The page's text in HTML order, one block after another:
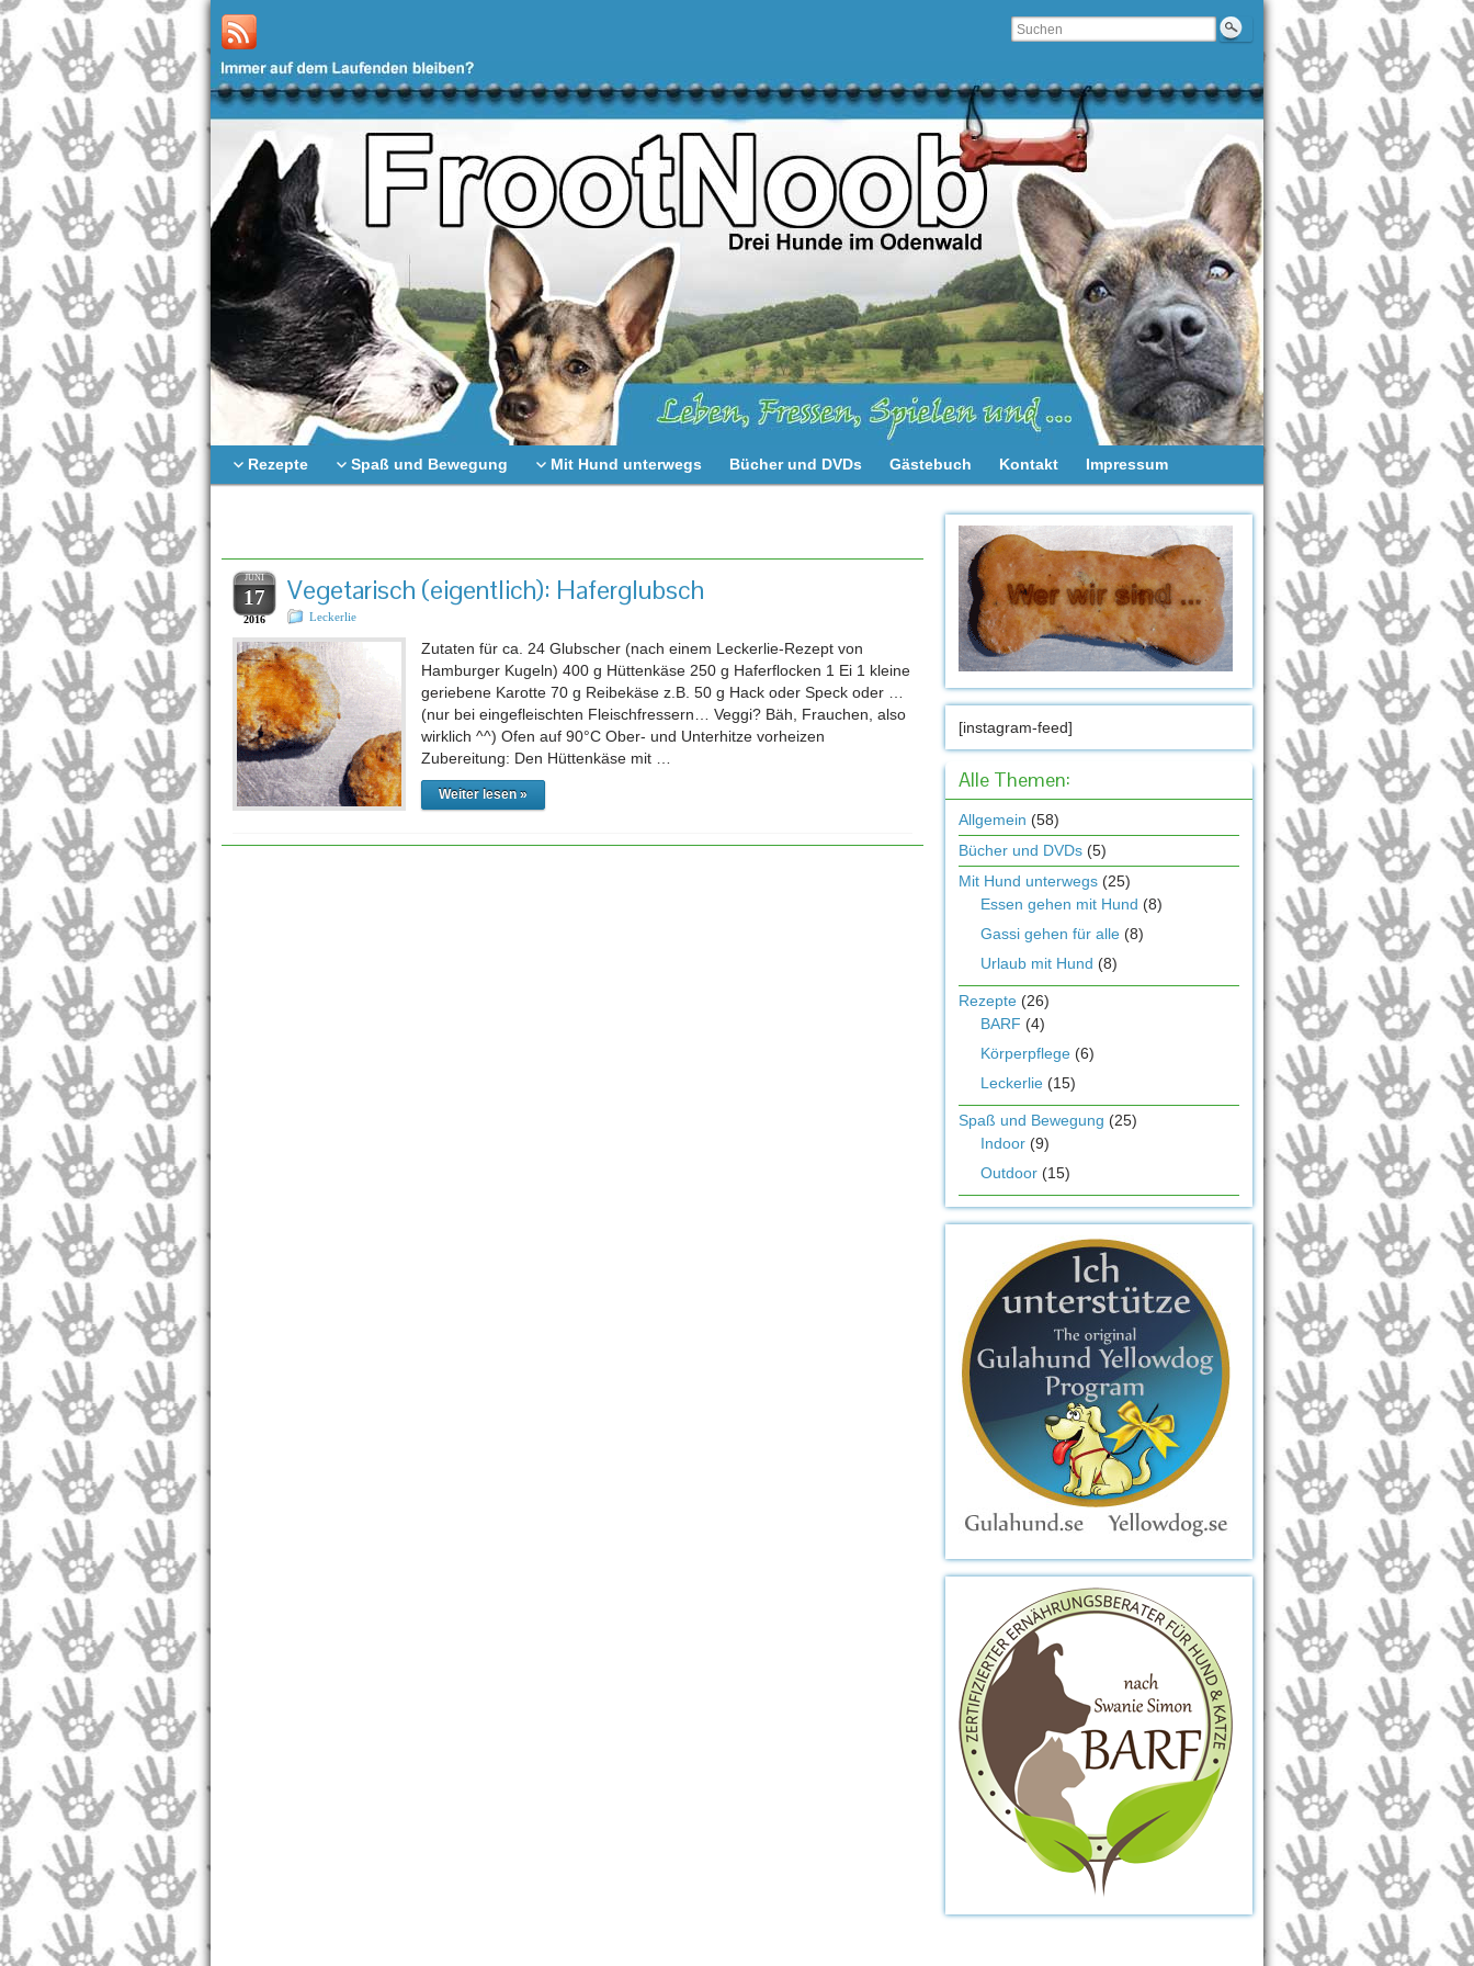
Rezepte Spaß und Bewegung Mit Hund unterwegs Bücher und DVDs Gästebuch Kontakt Impressum
JUNI
17
2016
Vegetarisch (eigentlich): Haferglubsch
Leckerlie
Zutaten für ca. 24 Glubscher (nach einem Leckerlie-Rezept von
Hamburger Kugeln) 400 g Hüttenkäse 250 g Haferflocken 1 Ei 1 kleine
geriebene Karotte 70 g Reibekäse z.B. 50 g Hack oder Speck oder …
(nur bei eingefleischten Fleischfressern… Veggi? Bäh, Frauchen, also
wirklich ^^) Ofen auf 90°C Ober- und Unterhitze vorheizen
Zubereitung: Den Hüttenkäse mit …
Weiter lesen »
[instagram-feed]
Alle Themen:
Allgemein (58)
Bücher und DVDs (5)
Mit Hund unterwegs (25)
Essen gehen mit Hund (8)
Gassi gehen für alle (8)
Urlaub mit Hund (8)
Rezepte (26)
BARF (4)
Körperpflege (6)
Leckerlie (15)
Spaß und Bewegung (25)
Indoor (9)
Outdoor (15)